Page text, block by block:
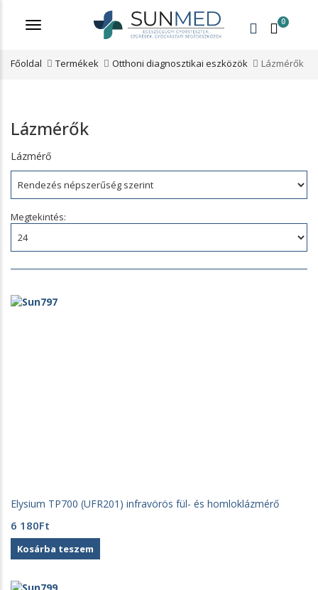
Menü 0
Főoldal Termékek Otthoni diagnosztikai eszközök Lázmérők
Lázmérők
Lázmérő
Rendezés:
Megtekintés:
Elysium TP700 (UFR201) infravörös fül- és homloklázmérő
6 180Ft
Kosárba teszem